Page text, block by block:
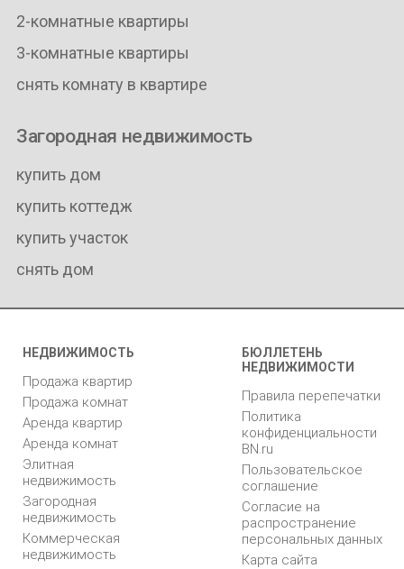
2-комнатные квартиры
3-комнатные квартиры
снять комнату в квартире
Загородная недвижимость
купить дом
купить коттедж
купить участок
снять дом
НЕДВИЖИМОСТЬ
Продажа квартир
Продажа комнат
Аренда квартир
Аренда комнат
Элитная
недвижимость
Загородная
недвижимость
Коммерческая
недвижимость
БЮЛЛЕТЕНЬ
НЕДВИЖИМОСТИ
Правила перепечатки
Политика
конфиденциальности
BN.ru
Пользовательское
соглашение
Согласие на
распространение
персональных данных
Карта сайта